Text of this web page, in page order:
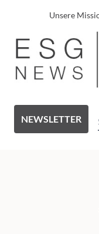
Unsere
NEWSLETTER